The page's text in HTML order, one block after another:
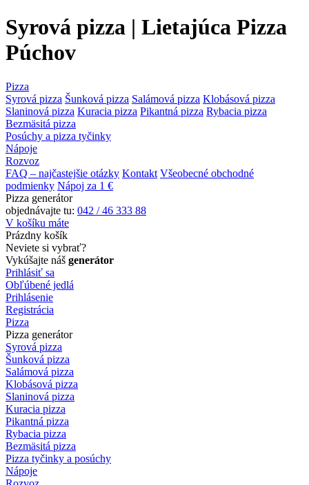
Syrová pizza | Lietajúca Pizza
Púchov
Pizza
Syrová pizza Šunková pizza Salámová pizza Klobásová pizza
Slaninová pizza Kuracia pizza Pikantná pizza Rybacia pizza
Bezmäsitá pizza
Posúchy a pizza tyčinky
Nápoje
Rozvoz
FAQ – najčastejšie otázky Kontakt Všeobecné obchodné
podmienky Nápoj za 1 €
Pizza generátor
objednávajte tu: 042 / 46 333 88
V košíku máte
Prázdny košík
Neviete si vybrať?
Vykúšajte náš generátor
Prihlásiť sa
Obľúbené jedlá
Prihlásenie
Registrácia
Pizza
Pizza generátor
Syrová pizza
Šunková pizza
Salámová pizza
Klobásová pizza
Slaninová pizza
Kuracia pizza
Pikantná pizza
Rybacia pizza
Bezmäsitá pizza
Pizza tyčinky a posúchy
Nápoje